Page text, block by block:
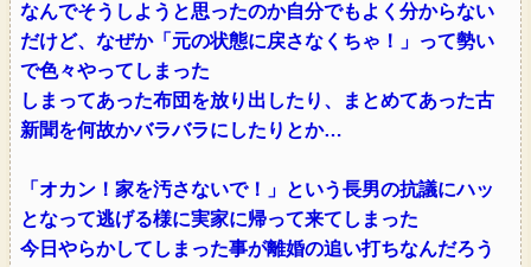
なんでそうしようと思ったのか自分でもよく分からない
だけど、なぜか「元の状態に戻さなくちゃ！」って勢い
で色々やってしまった
しまってあった布団を放り出したり、まとめてあった古
新聞を何故かバラバラにしたりとか…
「オカン！家を汚さないで！」という長男の抗議にハッ
となって逃げる様に実家に帰って来てしまった
今日やらかしてしまった事が離婚の追い打ちなんだろう